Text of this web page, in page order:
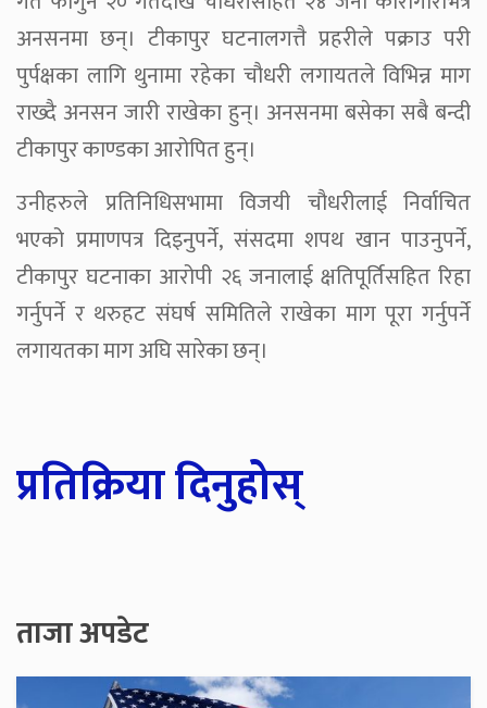
अनसनमा छन्। टीकापुर घटनालगत्तै प्रहरीले पक्राउ परी
पुर्पक्षका लागि थुनामा रहेका चौधरी लगायतले विभिन्न माग
राख्दै अनसन जारी राखेका हुन्। अनसनमा बसेका सबै बन्दी
टीकापुर काण्डका आरोपित हुन्।
उनीहरुले प्रतिनिधिसभामा विजयी चौधरीलाई निर्वाचित
भएको प्रमाणपत्र दिइनुपर्ने, संसदमा शपथ खान पाउनुपर्ने,
टीकापुर घटनाका आरोपी २६ जनालाई क्षतिपूर्तिसहित रिहा
गर्नुपर्ने र थरुहट संघर्ष समितिले राखेका माग पूरा गर्नुपर्ने
लगायतका माग अघि सारेका छन्।
प्रतिक्रिया दिनुहोस्
ताजा अपडेट